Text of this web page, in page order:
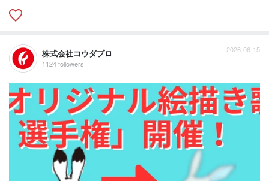
株式会社コウダプロ
1124 followers
2026-06-15